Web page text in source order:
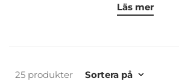
användaren.
Läs mer
25 produkter Sortera på